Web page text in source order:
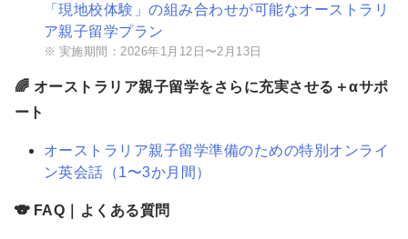
「現地校体験」の組み合わせが可能なオーストラリ
ア親子留学プラン
実施期間：2026年1月12日〜2月13日
🌈 オーストラリア親子留学をさらに充実させる＋αサポ
ート
オーストラリア親子留学準備のための特別オンライ
ン英会話（1〜3か月間）
🐨 FAQ｜よくある質問